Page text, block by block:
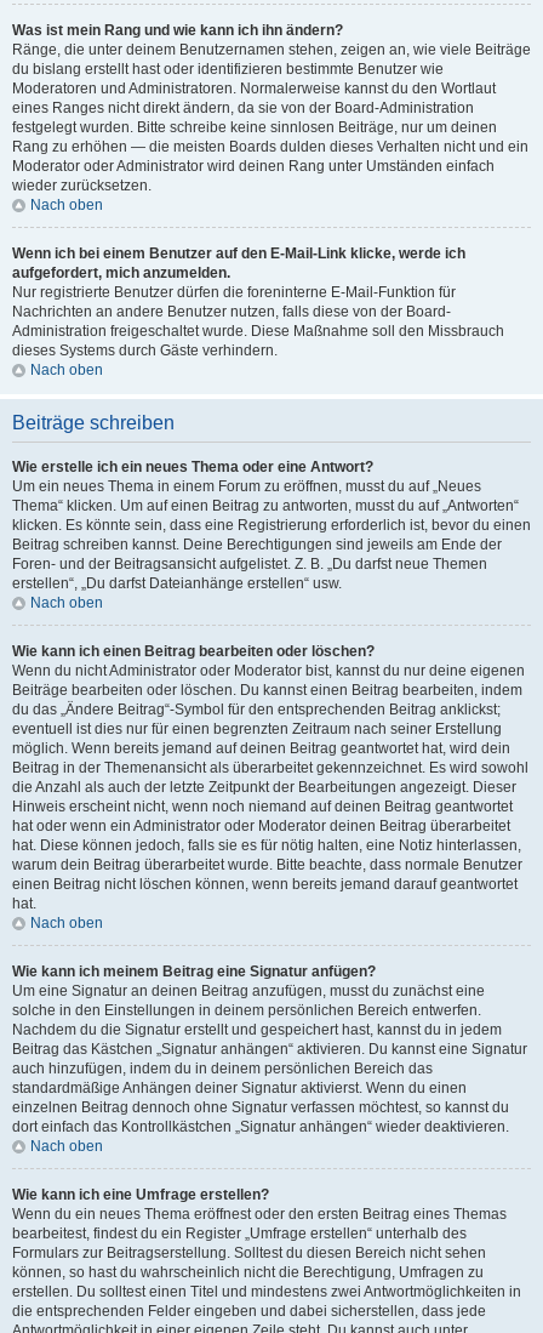
Was ist mein Rang und wie kann ich ihn ändern?
Ränge, die unter deinem Benutzernamen stehen, zeigen an, wie viele Beiträge
du bislang erstellt hast oder identifizieren bestimmte Benutzer wie
Moderatoren und Administratoren. Normalerweise kannst du den Wortlaut
eines Ranges nicht direkt ändern, da sie von der Board-Administration
festgelegt wurden. Bitte schreibe keine sinnlosen Beiträge, nur um deinen
Rang zu erhöhen — die meisten Boards dulden dieses Verhalten nicht und ein
Moderator oder Administrator wird deinen Rang unter Umständen einfach
wieder zurücksetzen.
Nach oben
Wenn ich bei einem Benutzer auf den E-Mail-Link klicke, werde ich
aufgefordert, mich anzumelden.
Nur registrierte Benutzer dürfen die foreninterne E-Mail-Funktion für
Nachrichten an andere Benutzer nutzen, falls diese von der Board-
Administration freigeschaltet wurde. Diese Maßnahme soll den Missbrauch
dieses Systems durch Gäste verhindern.
Nach oben
Beiträge schreiben
Wie erstelle ich ein neues Thema oder eine Antwort?
Um ein neues Thema in einem Forum zu eröffnen, musst du auf „Neues
Thema“ klicken. Um auf einen Beitrag zu antworten, musst du auf „Antworten“
klicken. Es könnte sein, dass eine Registrierung erforderlich ist, bevor du einen
Beitrag schreiben kannst. Deine Berechtigungen sind jeweils am Ende der
Foren- und der Beitragsansicht aufgelistet. Z. B. „Du darfst neue Themen
erstellen“, „Du darfst Dateianhänge erstellen“ usw.
Nach oben
Wie kann ich einen Beitrag bearbeiten oder löschen?
Wenn du nicht Administrator oder Moderator bist, kannst du nur deine eigenen
Beiträge bearbeiten oder löschen. Du kannst einen Beitrag bearbeiten, indem
du das „Ändere Beitrag“-Symbol für den entsprechenden Beitrag anklickst;
eventuell ist dies nur für einen begrenzten Zeitraum nach seiner Erstellung
möglich. Wenn bereits jemand auf deinen Beitrag geantwortet hat, wird dein
Beitrag in der Themenansicht als überarbeitet gekennzeichnet. Es wird sowohl
die Anzahl als auch der letzte Zeitpunkt der Bearbeitungen angezeigt. Dieser
Hinweis erscheint nicht, wenn noch niemand auf deinen Beitrag geantwortet
hat oder wenn ein Administrator oder Moderator deinen Beitrag überarbeitet
hat. Diese können jedoch, falls sie es für nötig halten, eine Notiz hinterlassen,
warum dein Beitrag überarbeitet wurde. Bitte beachte, dass normale Benutzer
einen Beitrag nicht löschen können, wenn bereits jemand darauf geantwortet
hat.
Nach oben
Wie kann ich meinem Beitrag eine Signatur anfügen?
Um eine Signatur an deinen Beitrag anzufügen, musst du zunächst eine
solche in den Einstellungen in deinem persönlichen Bereich entwerfen.
Nachdem du die Signatur erstellt und gespeichert hast, kannst du in jedem
Beitrag das Kästchen „Signatur anhängen“ aktivieren. Du kannst eine Signatur
auch hinzufügen, indem du in deinem persönlichen Bereich das
standardmäßige Anhängen deiner Signatur aktivierst. Wenn du einen
einzelnen Beitrag dennoch ohne Signatur verfassen möchtest, so kannst du
dort einfach das Kontrollkästchen „Signatur anhängen“ wieder deaktivieren.
Nach oben
Wie kann ich eine Umfrage erstellen?
Wenn du ein neues Thema eröffnest oder den ersten Beitrag eines Themas
bearbeitest, findest du ein Register „Umfrage erstellen“ unterhalb des
Formulars zur Beitragserstellung. Solltest du diesen Bereich nicht sehen
können, so hast du wahrscheinlich nicht die Berechtigung, Umfragen zu
erstellen. Du solltest einen Titel und mindestens zwei Antwortmöglichkeiten in
die entsprechenden Felder eingeben und dabei sicherstellen, dass jede